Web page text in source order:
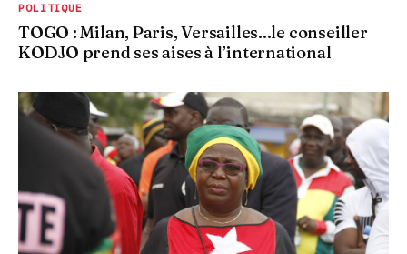
POLITIQUE
TOGO : Milan, Paris, Versailles...le conseiller
KODJO prend ses aises à l’international